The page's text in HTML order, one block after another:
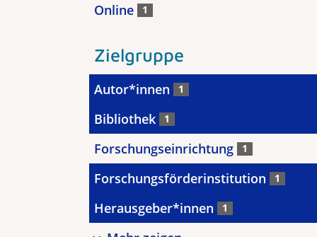
Online 1
Zielgruppe
Autor*innen 1
Bibliothek 1
Forschungseinrichtung 1
Forschungsförderinstitution 1
Herausgeber*innen 1